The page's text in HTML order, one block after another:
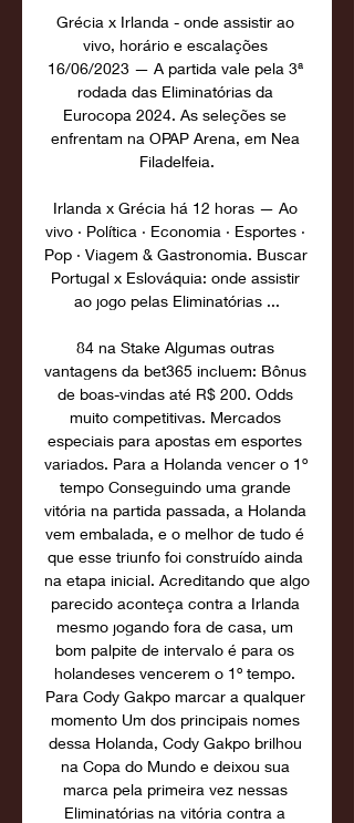
Grécia x Irlanda - onde assistir ao
vivo, horário e escalações
16/06/2023 — A partida vale pela 3ª
rodada das Eliminatórias da
Eurocopa 2024. As seleções se
enfrentam na OPAP Arena, em Nea
Filadelfeia.
Irlanda x Grécia há 12 horas — Ao
vivo · Política · Economia · Esportes ·
Pop · Viagem & Gastronomia. Buscar
Portugal x Eslováquia: onde assistir
ao jogo pelas Eliminatórias ...
84 na Stake Algumas outras
vantagens da bet365 incluem: Bônus
de boas-vindas até R$ 200. Odds
muito competitivas. Mercados
especiais para apostas em esportes
variados. Para a Holanda vencer o 1º
tempo Conseguindo uma grande
vitória na partida passada, a Holanda
vem embalada, e o melhor de tudo é
que esse triunfo foi construído ainda
na etapa inicial. Acreditando que algo
parecido aconteça contra a Irlanda
mesmo jogando fora de casa, um
bom palpite de intervalo é para os
holandeses vencerem o 1º tempo.
Para Cody Gakpo marcar a qualquer
momento Um dos principais nomes
dessa Holanda, Cody Gakpo brilhou
na Copa do Mundo e deixou sua
marca pela primeira vez nessas
Eliminatórias na vitória contra a